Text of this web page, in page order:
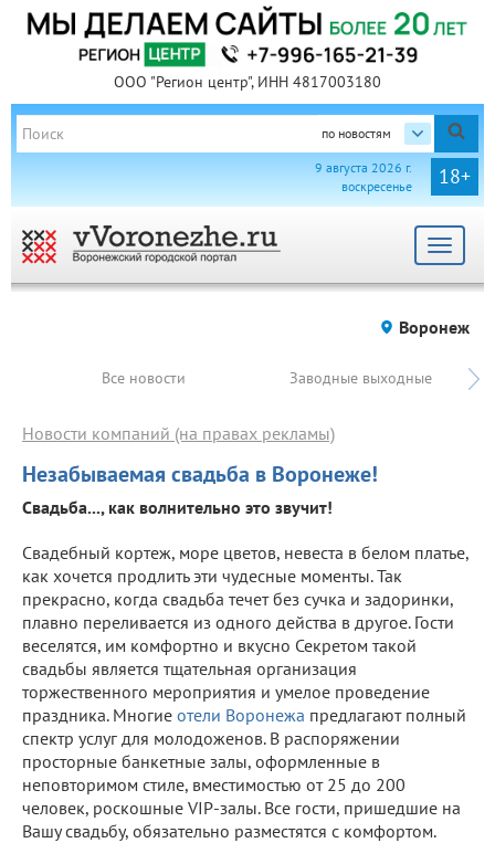
ООО "Регион центр", ИНН 4817003180
по новостям
18+
9 августа 2026 г.
воскресенье
Toggle
Воронеж
Все новости Заводные выходные
Незабываемая свадьба в Воронеже!
Новости компаний (на правах рекламы)
Свадьба..., как волнительно это звучит!
Свадебный кортеж, море цветов, невеста в белом платье,
как хочется продлить эти чудесные моменты. Так
прекрасно, когда свадьба течет без сучка и задоринки,
плавно переливается из одного действа в другое. Гости
веселятся, им комфортно и вкусно Секретом такой
свадьбы является тщательная организация
торжественного мероприятия и умелое проведение
праздника. Многие отели Воронежа предлагают полный
спектр услуг для молодоженов. В распоряжении
просторные банкетные залы, оформленные в
неповторимом стиле, вместимостью от 25 до 200
человек, роскошные VIP-залы. Все гости, пришедшие на
Вашу свадьбу, обязательно разместятся с комфортом.